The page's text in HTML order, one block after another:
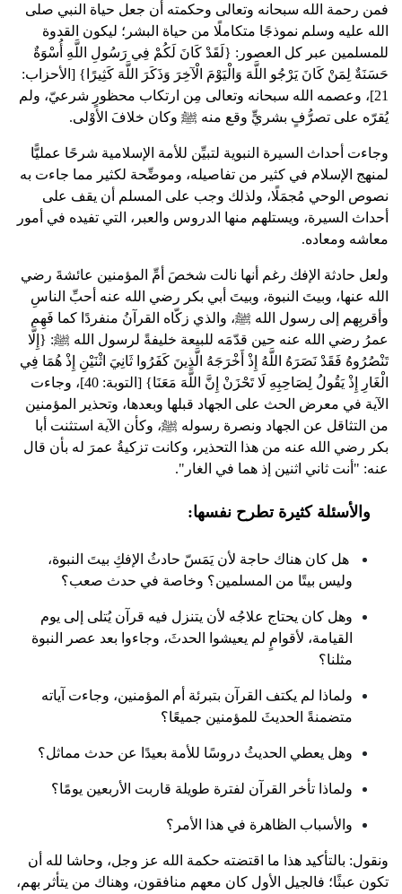
فمن رحمة الله سبحانه وتعالى وحكمته أن جعل حياة النبي صلى
الله عليه وسلم نموذجًا متكاملًا من حياة البشر؛ ليكون القدوة
للمسلمين عبر كل العصور: {لَقَدْ كَانَ لَكُمْ فِي رَسُولِ اللَّهِ أُسْوَةٌ
حَسَنَةٌ لِمَنْ كَانَ يَرْجُو اللَّهَ وَالْيَوْمَ الْآخِرَ وَذَكَرَ اللَّهَ كَثِيرًا} [الأحزاب:
21]، وعصمه الله سبحانه وتعالى مِن ارتكاب محظورٍ شرعيّ، ولم
يُقرّه على تصرُّفٍ بشريٍّ وقع منه ﷺ وكان خلافَ الأوْلى.
وجاءت أحداث السيرة النبوية لتبيِّن للأمة الإسلامية شرحًا عمليًّا
لمنهج الإسلام في كثير من تفاصيله، وموضِّحة لكثير مما جاءت به
نصوص الوحي مُجمَلًا، ولذلك وجب على المسلم أن يقف على
أحداث السيرة، ويستلهم منها الدروس والعبر، التي تفيده في أمور
معاشه ومعاده.
ولعل حادثة الإفك رغم أنها نالت شخصَ أمِّ المؤمنين عائشةَ رضي
الله عنها، وبيتَ النبوة، وبيتَ أبي بكر رضي الله عنه أحبِّ الناسِ
وأقربِهم إلى رسول الله ﷺ، والذي زكّاه القرآنُ منفردًا كما فَهِم
عمرُ رضي الله عنه حين قدّمَه للبيعة خليفةً لرسول الله ﷺ: {إِلَّا
تَنْصُرُوهُ فَقَدْ نَصَرَهُ اللَّهُ إِذْ أَخْرَجَهُ الَّذِينَ كَفَرُوا ثَانِيَ اثْنَيْنِ إِذْ هُمَا فِي
الْغَارِ إِذْ يَقُولُ لِصَاحِبِهِ لَا تَحْزَنْ إِنَّ اللَّهَ مَعَنَا} [التوبة: 40]، وجاءت
الآية في معرض الحث على الجهاد قبلها وبعدها، وتحذير المؤمنين
من التثاقل عن الجهاد ونصرة رسوله ﷺ، وكأن الآية استثنت أبا
بكر رضي الله عنه من هذا التحذير، وكانت تزكيةُ عمرَ له بأن قال
عنه: "أنت ثاني اثنين إذ هما في الغار".
والأسئلة كثيرة تطرح نفسها:
هل كان هناك حاجة لأن يَمَسّ حادثُ الإفكِ بيتَ النبوة،
وليس بيتًا من المسلمين؟ وخاصة في حدث صعب؟
وهل كان يحتاج علاجُه لأن يتنزل فيه قرآن يُتلى إلى يوم
القيامة، لأقوامٍ لم يعيشوا الحدثَ، وجاءوا بعد عصر النبوة
مثلنا؟
ولماذا لم يكتف القرآن بتبرئة أم المؤمنين، وجاءت آياته
متضمنةً الحديثَ للمؤمنين جميعًا؟
وهل يعطي الحديثُ دروسًا للأمة بعيدًا عن حدث مماثل؟
ولماذا تأخر القرآن لفترة طويلة قاربت الأربعين يومًا؟
والأسباب الظاهرة في هذا الأمر؟
ونقول: بالتأكيد هذا ما اقتضته حكمة الله عز وجل، وحاشا لله أن
تكون عبثًا؛ فالجيل الأول كان معهم منافقون، وهناك من يتأثر بهم،